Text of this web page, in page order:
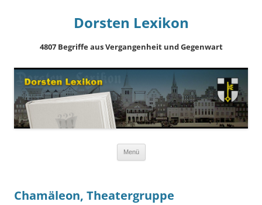
Dorsten Lexikon
4807 Begriffe aus Vergangenheit und Gegenwart
Menü
Chamäleon, Theatergruppe